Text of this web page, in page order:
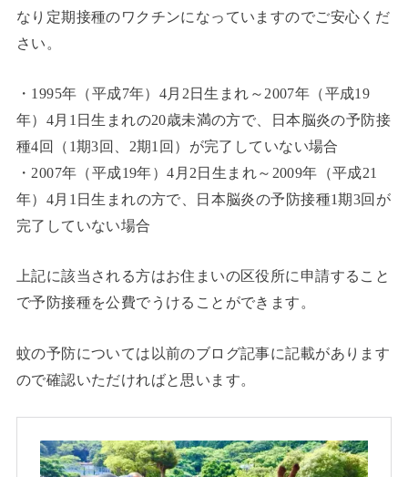
なり定期接種のワクチンになっていますのでご安心くだ
さい。
・1995年（平成7年）4月2日生まれ～2007年（平成19
年）4月1日生まれの20歳未満の方で、日本脳炎の予防接
種4回（1期3回、2期1回）が完了していない場合
・2007年（平成19年）4月2日生まれ～2009年（平成21
年）4月1日生まれの方で、日本脳炎の予防接種1期3回が
完了していない場合
上記に該当される方はお住まいの区役所に申請すること
で予防接種を公費でうけることができます。
蚊の予防については以前のブログ記事に記載があります
ので確認いただければと思います。